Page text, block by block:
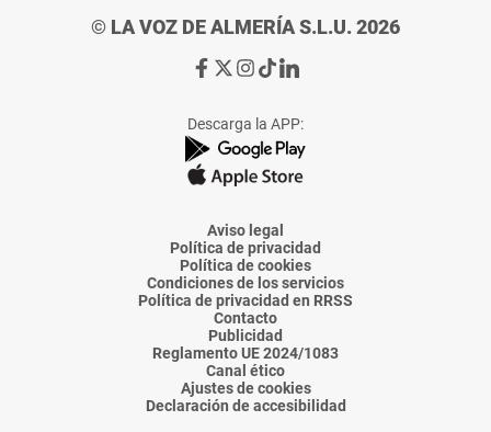
© LA VOZ DE ALMERÍA S.L.U. 2026
Ir
de
La
Voz
Almería
Ir
de
La
Voz
Almería
Ir
de
La
Voz
Almería
Ir
de
La
Voz
Almería
Ir
de
La
Voz
Descarga la APP:
Aviso legal
Política de privacidad
Política de cookies
Condiciones de los servicios
Política de privacidad en RRSS
Contacto
Publicidad
Reglamento UE 2024/1083
Canal ético
Ajustes de cookies
Declaración de accesibilidad